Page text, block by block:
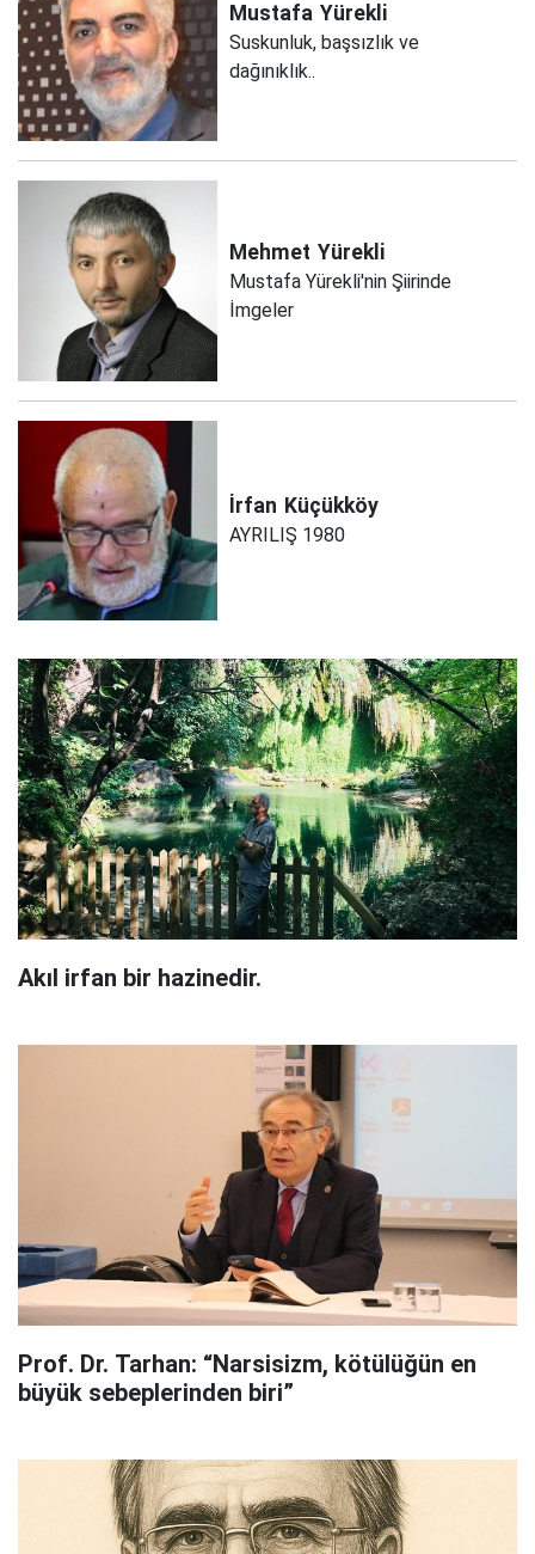
Mustafa Yürekli
Suskunluk, başsızlık ve
dağınıklık..
Mehmet Yürekli
Mustafa Yürekli'nin Şiirinde
İmgeler
İrfan Küçükköy
AYRILIŞ 1980
Akıl irfan bir hazinedir.
Prof. Dr. Tarhan: “Narsisizm, kötülüğün en
büyük sebeplerinden biri”